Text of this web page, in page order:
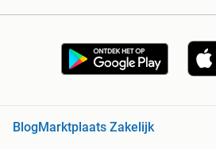
BlogMarktplaats Zakelijk